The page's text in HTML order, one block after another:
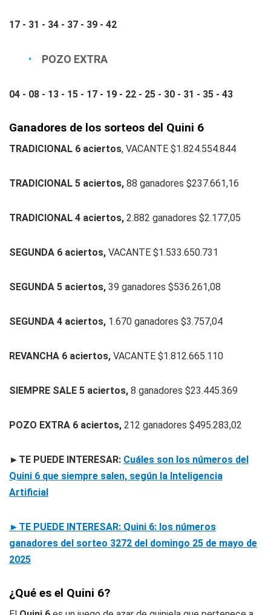
17 - 31 - 34 - 37 - 39 - 42
POZO EXTRA
04 - 08 - 13 - 15 - 17 - 19 - 22 - 25 - 30 - 31 - 35 - 43
Ganadores de los sorteos del Quini 6
TRADICIONAL 6 aciertos, VACANTE $1.824.554.844
TRADICIONAL 5 aciertos, 88 ganadores $237.661,16
TRADICIONAL 4 aciertos, 2.882 ganadores $2.177,05
SEGUNDA 6 aciertos, VACANTE $1.533.650.731
SEGUNDA 5 aciertos, 39 ganadores $536.261,08
SEGUNDA 4 aciertos, 1.670 ganadores $3.757,04
REVANCHA 6 aciertos, VACANTE $1.812.665.110
SIEMPRE SALE 5 aciertos, 8 ganadores $23.445.369
POZO EXTRA 6 aciertos, 212 ganadores $495.283,02
►TE PUEDE INTERESAR: Cuáles son los números del
Quini 6 que siempre salen, según la Inteligencia
Artificial
►TE PUEDE INTERESAR: Quini 6: los números
ganadores del sorteo 3272 del domingo 25 de mayo de
2025
¿Qué es el Quini 6?